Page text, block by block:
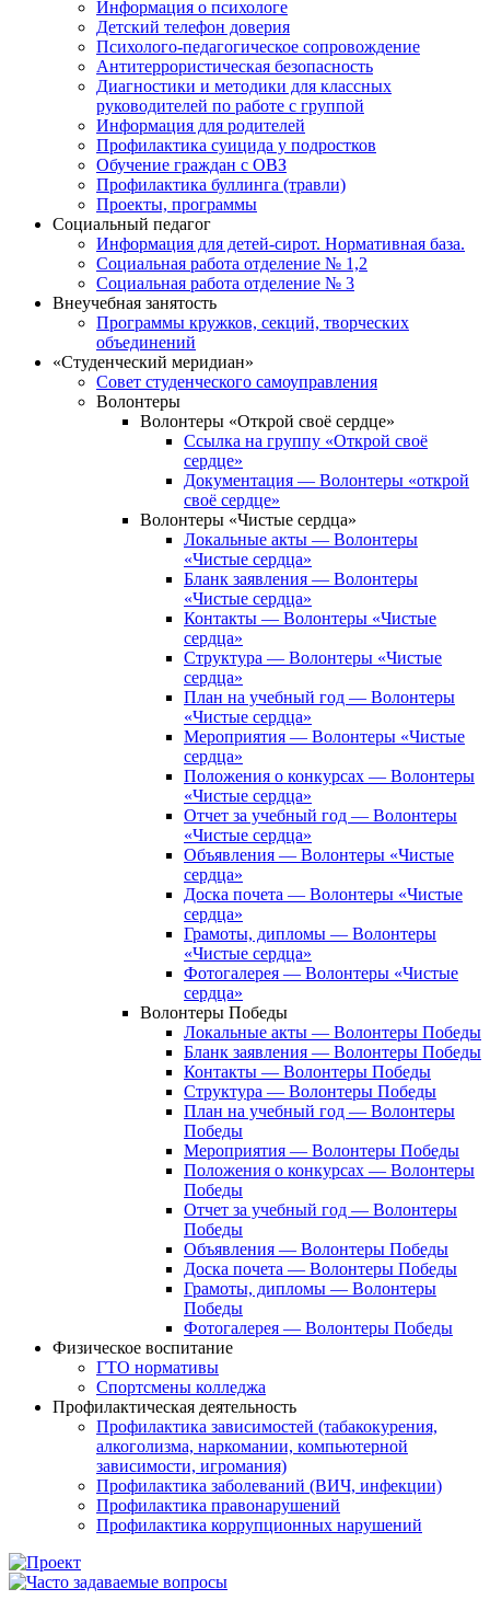
Информация о психологе
Детский телефон доверия
Психолого-педагогическое сопровождение
Антитеррористическая безопасность
Диагностики и методики для классных
руководителей по работе с группой
Информация для родителей
Профилактика суицида у подростков
Обучение граждан с ОВЗ
Профилактика буллинга (травли)
Проекты, программы
Социальный педагог
Информация для детей-сирот. Нормативная база.
Социальная работа отделение № 1,2
Социальная работа отделение № 3
Внеучебная занятость
Программы кружков, секций, творческих
объединений
«Студенческий меридиан»
Совет студенческого самоуправления
Волонтеры
Волонтеры «Открой своё сердце»
Ссылка на группу «Открой своё
сердце»
Документация — Волонтеры «открой
своё сердце»
Волонтеры «Чистые сердца»
Локальные акты — Волонтеры
«Чистые сердца»
Бланк заявления — Волонтеры
«Чистые сердца»
Контакты — Волонтеры «Чистые
сердца»
Структура — Волонтеры «Чистые
сердца»
План на учебный год — Волонтеры
«Чистые сердца»
Мероприятия — Волонтеры «Чистые
сердца»
Положения о конкурсах — Волонтеры
«Чистые сердца»
Отчет за учебный год — Волонтеры
«Чистые сердца»
Объявления — Волонтеры «Чистые
сердца»
Доска почета — Волонтеры «Чистые
сердца»
Грамоты, дипломы — Волонтеры
«Чистые сердца»
Фотогалерея — Волонтеры «Чистые
сердца»
Волонтеры Победы
Локальные акты — Волонтеры Победы
Бланк заявления — Волонтеры Победы
Контакты — Волонтеры Победы
Структура — Волонтеры Победы
План на учебный год — Волонтеры
Победы
Мероприятия — Волонтеры Победы
Положения о конкурсах — Волонтеры
Победы
Отчет за учебный год — Волонтеры
Победы
Объявления — Волонтеры Победы
Доска почета — Волонтеры Победы
Грамоты, дипломы — Волонтеры
Победы
Фотогалерея — Волонтеры Победы
Физическое воспитание
ГТО нормативы
Спортсмены колледжа
Профилактическая деятельность
Профилактика зависимостей (табакокурения,
алкоголизма, наркомании, компьютерной
зависимости, игромания)
Профилактика заболеваний (ВИЧ, инфекции)
Профилактика правонарушений
Профилактика коррупционных нарушений